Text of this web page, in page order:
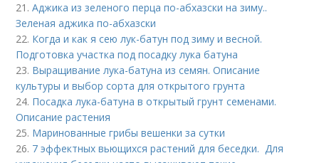
21.Аджика из зеленого перца по-абхазски на зиму..
Зеленая аджика по-абхазски
22. Когда и как я сею лук-батун под зиму и весной.
Подготовка участка под посадку лука батуна
23. Выращивание лука-батуна из семян. Описание
культуры и выбор сорта для открытого грунта
24. Посадка лука-батуна в открытый грунт семенами.
Описание растения
25. Маринованные грибы вешенки за сутки
26. 7 эффектных вьющихся растений для беседки. Для